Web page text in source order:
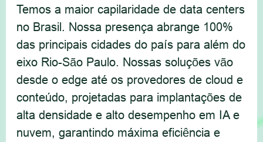
Temos a maior capilaridade de data centers
no Brasil. Nossa presença abrange 100%
das principais cidades do país para além do
eixo Rio-São Paulo. Nossas soluções vão
desde o edge até os provedores de cloud e
conteúdo, projetadas para implantações de
alta densidade e alto desempenho em IA e
nuvem, garantindo máxima eficiência e